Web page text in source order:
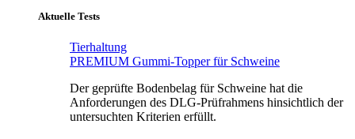
Aktuelle Tests
Tierhaltung
PREMIUM Gummi-Topper für Schweine
Der geprüfte Bodenbelag für Schweine hat die
Anforderungen des DLG-Prüfrahmens hinsichtlich der
untersuchten Kriterien erfüllt.